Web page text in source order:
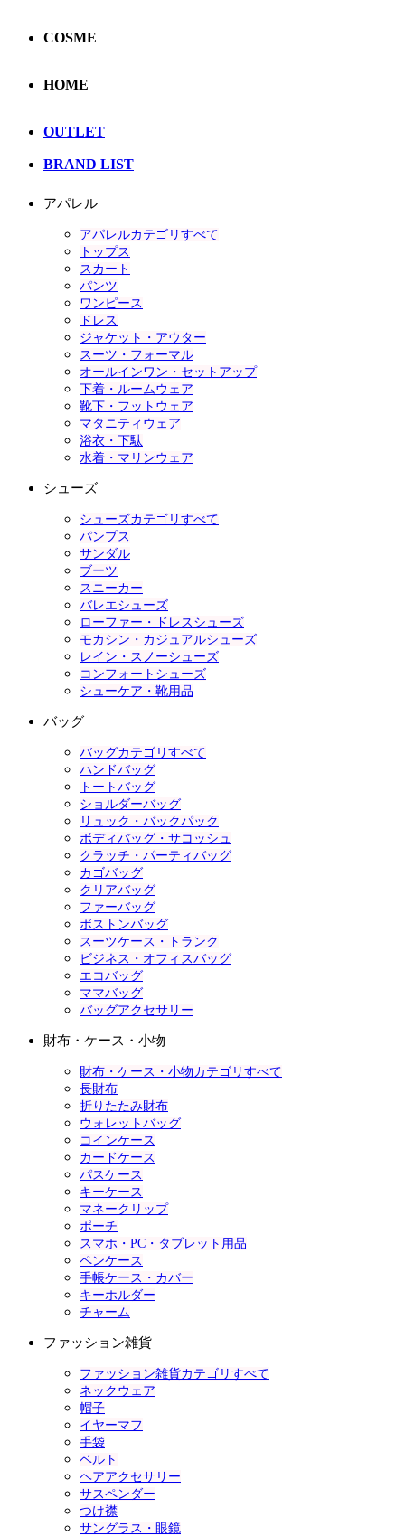
COSME
HOME
OUTLET
BRAND LIST
アパレル
アパレルカテゴリすべて
トップス
スカート
パンツ
ワンピース
ドレス
ジャケット・アウター
スーツ・フォーマル
オールインワン・セットアップ
下着・ルームウェア
靴下・フットウェア
マタニティウェア
浴衣・下駄
水着・マリンウェア
シューズ
シューズカテゴリすべて
パンプス
サンダル
ブーツ
スニーカー
バレエシューズ
ローファー・ドレスシューズ
モカシン・カジュアルシューズ
レイン・スノーシューズ
コンフォートシューズ
シューケア・靴用品
バッグ
バッグカテゴリすべて
ハンドバッグ
トートバッグ
ショルダーバッグ
リュック・バックパック
ボディバッグ・サコッシュ
クラッチ・パーティバッグ
カゴバッグ
クリアバッグ
ファーバッグ
ボストンバッグ
スーツケース・トランク
ビジネス・オフィスバッグ
エコバッグ
ママバッグ
バッグアクセサリー
財布・ケース・小物
財布・ケース・小物カテゴリすべて
長財布
折りたたみ財布
ウォレットバッグ
コインケース
カードケース
パスケース
キーケース
マネークリップ
ポーチ
スマホ・PC・タブレット用品
ペンケース
手帳ケース・カバー
キーホルダー
チャーム
ファッション雑貨
ファッション雑貨カテゴリすべて
ネックウェア
帽子
イヤーマフ
手袋
ベルト
ヘアアクセサリー
サスペンダー
つけ襟
サングラス・眼鏡